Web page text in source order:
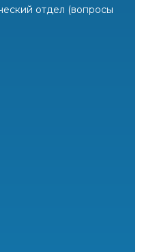
отдел (вопросы